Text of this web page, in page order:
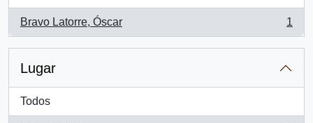
Bravo Latorre, Óscar
, 1 resultados
1
Lugar
Todos